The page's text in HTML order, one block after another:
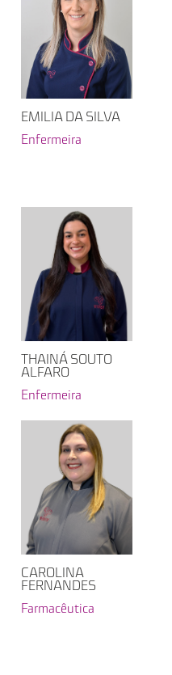
EMILIA DA SILVA
Enfermeira
THAINÁ SOUTO
ALFARO
Enfermeira
CAROLINA
FERNANDES
Farmacêutica